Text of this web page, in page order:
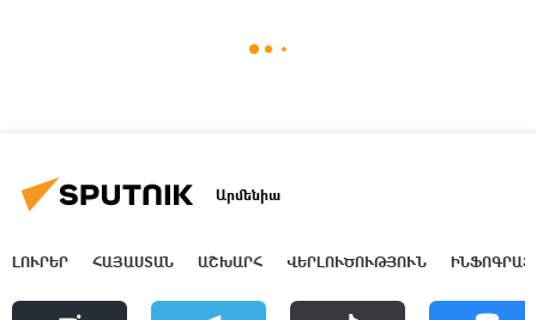
Արմենիա
ԼՈՒՐԵՐ ՀԱՅԱՍՏԱՆ ԱՇԽԱՐՀ ՎԵՐԼՈՒԾՈՒԹՅՈՒՆ